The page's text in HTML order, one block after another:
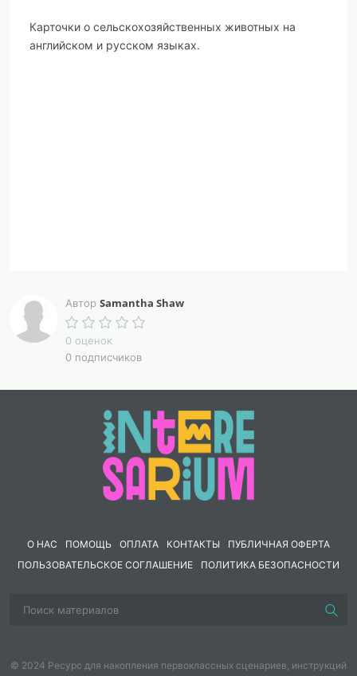
Карточки о сельскохозяйственных животных на
английском и русском языках.
Автор Samantha Shaw
0 оценок
0 подписчиков
О НАС ПОМОЩЬ ОПЛАТА КОНТАКТЫ
ПУБЛИЧНАЯ ОФЕРТА
ПОЛЬЗОВАТЕЛЬСКОЕ СОГЛАШЕНИЕ
ПОЛИТИКА БЕЗОПАСНОСТИ
© 2024 Ресурс для накопления первоклассных сценариев, инструкций